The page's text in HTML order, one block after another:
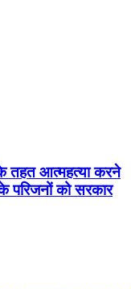
तहत आत्महत्या करने
परिजनों को सरकार